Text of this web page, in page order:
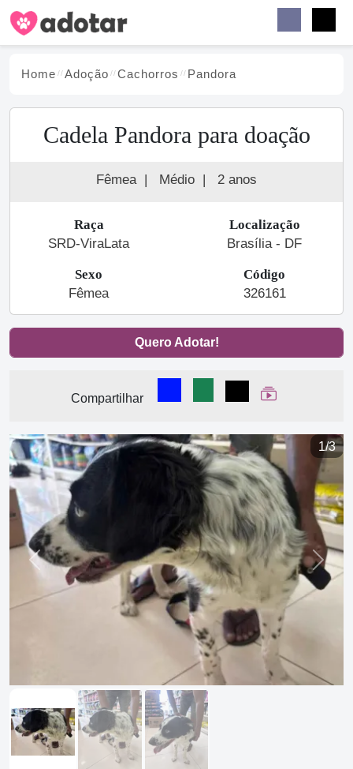
Home Adoção Cachorros Pandora
Cadela Pandora para doação
Fêmea | Médio | 2 anos
Raça
SRD-ViraLata
Localização
Brasília - DF
Sexo
Fêmea
Código
326161
Quero Adotar!
Compartilhar
Compartilhar no Facebook
Compartilhar no
Compartilhar
Ver Web Story
1/3
Previous Next